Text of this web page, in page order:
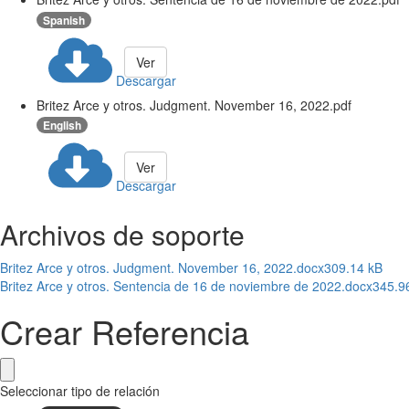
Spanish
Descargar
Ver
Britez Arce y otros. Judgment. November 16, 2022.pdf
English
Descargar
Ver
Archivos de soporte
Britez Arce y otros. Judgment. November 16, 2022.docx309.14 kB
Britez Arce y otros. Sentencia de 16 de noviembre de 2022.docx
Crear Referencia
Seleccionar tipo de relación